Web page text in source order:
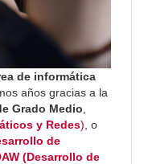
de informática
años gracias a la
Grado Medio
y Redes) , o
de
(Desarrollo de